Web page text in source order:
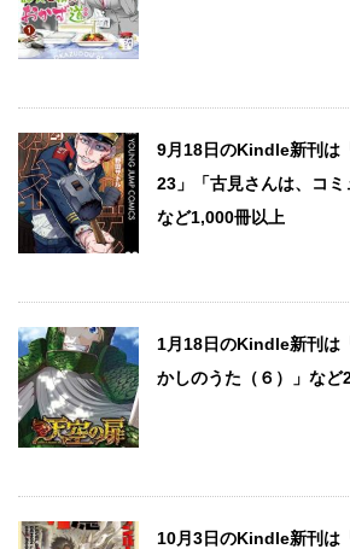
9月18日のKindle新刊は
23」「古見さんは、コミ
など1,000冊以上
1月18日のKindle新刊は
かしのうた（６）」など
10月3日のKindle新刊は